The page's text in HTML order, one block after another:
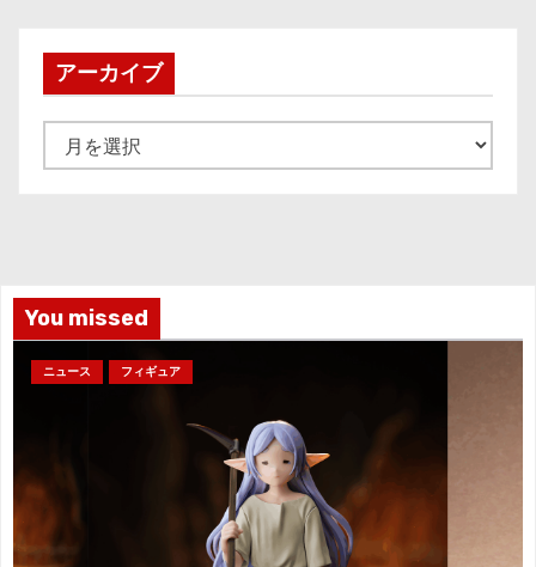
アーカイブ
ー
You missed
ニュース フィギュア